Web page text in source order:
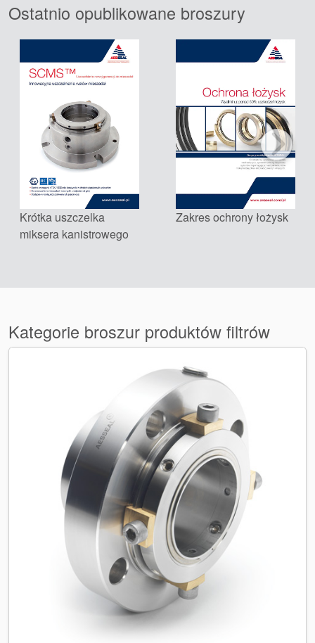
Certyfikaty i standardy
Kontakt
Lokalizacje
Artykuły
Akademia
przewodniki branżowe
broszury produktów
Ostatnio opublikowane broszury
Krótka uszczelka
miksera kanistrowego
Zakres ochrony łożysk
Kategorie broszur produktów filtrów